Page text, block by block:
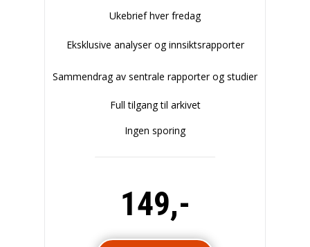
Ukebrief hver fredag
Eksklusive analyser og innsiktsrapporter
Sammendrag av sentrale rapporter og studier
Full tilgang til arkivet
Ingen sporing
149,-